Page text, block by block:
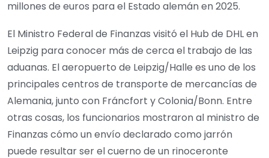
millones de euros para el Estado alemán en 2025.
El Ministro Federal de Finanzas visitó el Hub de DHL en
Leipzig para conocer más de cerca el trabajo de las
aduanas. El aeropuerto de Leipzig/Halle es uno de los
principales centros de transporte de mercancías de
Alemania, junto con Fráncfort y Colonia/Bonn. Entre
otras cosas, los funcionarios mostraron al ministro de
Finanzas cómo un envío declarado como jarrón
puede resultar ser el cuerno de un rinoceronte